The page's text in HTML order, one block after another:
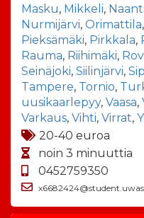
Masku, Mikkeli,
Nurmijärvi, Orimattila,
Pieksämäki, Pirkkala,
Rauma, Riihimäki,
Seinäjoki, Siilinjärvi,
Tampere, Tornio,
uusikaarlepyy, Vaasa,
Varkaus, Vihti, Virrat,
20-40 euroa
noin 3 minuuttia
0452759350